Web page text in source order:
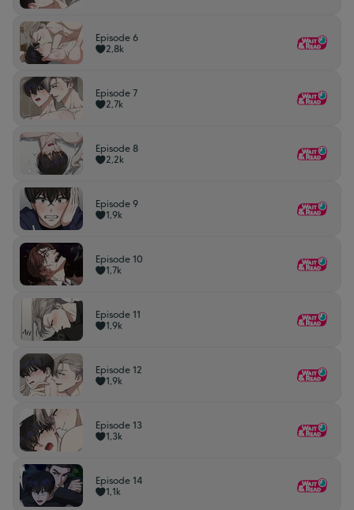
Episode 6
2,8k
Episode 7
2,7k
Episode 8
2,2k
Episode 9
1,9k
Episode 10
1,7k
Episode 11
1,9k
Episode 12
1,9k
Episode 13
1,3k
Episode 14
1,1k